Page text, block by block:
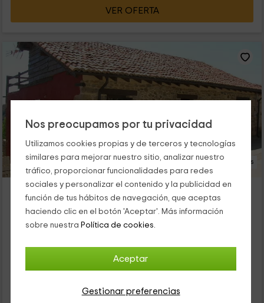
Nos preocupamos por tu privacidad
Utilizamos cookies propias y de terceros y tecnologías
similares para mejorar nuestro sitio, analizar nuestro
tráfico, proporcionar funcionalidades para redes
sociales y personalizar el contenido y la publicidad en
función de tus hábitos de navegación, que aceptas
haciendo clic en el botón 'Aceptar'. Más información
sobre nuestra Política de cookies.
Aceptar
Gestionar preferencias
VER OFERTA
17 Fotos
Casa Monte Allende
Alojamiento ubicado a 3.8km de Estalaya
Alquiler íntegro
4 habitaciones
2 baños